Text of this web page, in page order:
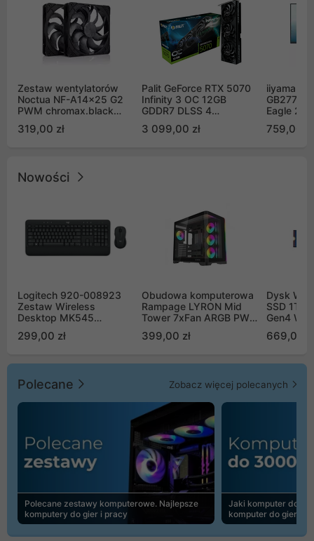
Zestaw wentylatorów
Noctua NF-A14x25 G2
PWM chromax.black
Push Pull (2szt)
319,00 zł
Palit GeForce RTX 5070
Infinity 3 OC 12GB
GDDR7 DLSS 4
GB2050S)
3 099,00 zł
iiyama G-
Eagle 27"
759,00 zł
Nowości
Logitech 920-008923
Zestaw Wireless
Desktop MK545
299,00 zł
Obudowa komputerowa
Rampage LYRON Mid
Tower 7xFan ARGB PWM
399,00 zł
Dysk WD
SSD 1TB
Gen4
669,00
Polecane Zobacz więcej polecanych
Polecane zestawy komputerowe. Najlepsze
komputery do gier i pracy
Jaki komputer do
komputer do gier |